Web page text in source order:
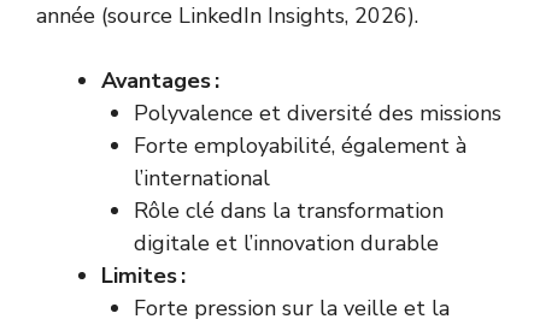
année (source LinkedIn Insights, 2026).
Avantages :
Polyvalence et diversité des missions
Forte employabilité, également à
l’international
Rôle clé dans la transformation
digitale et l’innovation durable
Limites :
Forte pression sur la veille et la